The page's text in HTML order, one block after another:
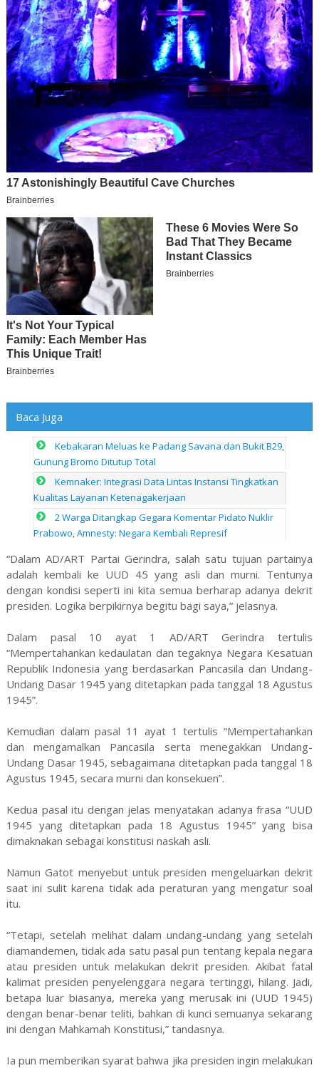
Baca Juga
Kebakaran Meluas ke Padang Savana dan Bukit B29,
Gunung Bromo Ditutup Total
Kemnaker: Integrasi Data Lintas Instansi Tingkatkan
Kualitas Layanan Ketenagakerjaan
2 Warga Ditangkap Gegara Komentar Pidato Nuklir
Prabowo, Amnesty: Negara Kembali Represif
“Dalam AD/ART Partai Gerindra, salah satu tujuan partainya
adalah kembali ke UUD 45 yang asli dan murni. Tentunya
dengan kondisi seperti ini kita semua berharap adanya dekrit
presiden. Logika berpikirnya begitu bagi saya,” jelasnya.
Dalam pasal 10 ayat 1 AD/ART Gerindra tertulis
“Mempertahankan kedaulatan dan tegaknya Negara Kesatuan
Republik Indonesia yang berdasarkan Pancasila dan Undang-
Undang Dasar 1945 yang ditetapkan pada tanggal 18 Agustus
1945”.
Kemudian dalam pasal 11 ayat 1 tertulis “Mempertahankan
dan mengamalkan Pancasila serta menegakkan Undang-
Undang Dasar 1945, sebagaimana ditetapkan pada tanggal 18
Agustus 1945, secara murni dan konsekuen”.
Kedua pasal itu dengan jelas menyatakan adanya frasa “UUD
1945 yang ditetapkan pada 18 Agustus 1945” yang bisa
dimaknakan sebagai konstitusi naskah asli.
Namun Gatot menyebut untuk presiden mengeluarkan dekrit
saat ini sulit karena tidak ada peraturan yang mengatur soal
itu.
“Tetapi, setelah melihat dalam undang-undang yang setelah
diamandemen, tidak ada satu pasal pun tentang kepala negara
atau presiden untuk melakukan dekrit presiden. Akibat fatal
kalimat presiden penyelenggara negara tertinggi, hilang. Jadi,
betapa luar biasanya, mereka yang merusak ini (UUD 1945)
dengan benar-benar teliti, bahkan di kunci semuanya sekarang
ini dengan Mahkamah Konstitusi,” tandasnya.
Ia pun memberikan syarat bahwa jika presiden ingin melakukan